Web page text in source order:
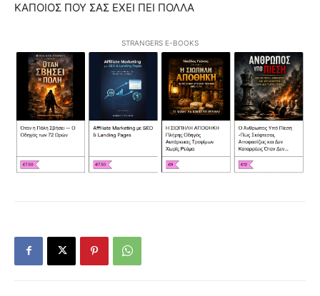
ΚΑΠΟΙΟΣ ΠΟΥ ΣΑΣ ΕΧΕΙ ΠΕΙ ΠΟΛΛΑ
STRANGERS E-BOOKS